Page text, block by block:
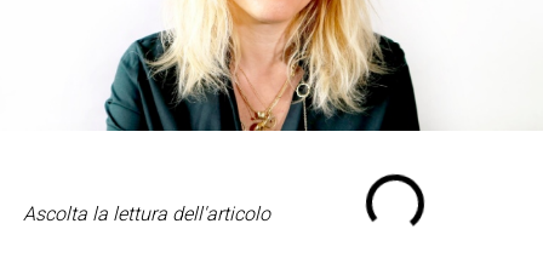
Ascolta la lettura dell'articolo